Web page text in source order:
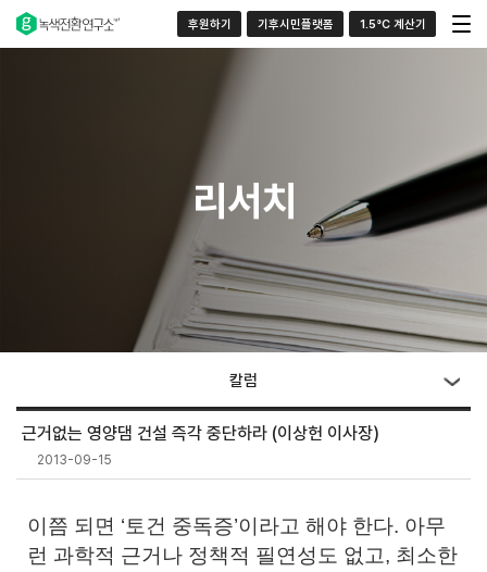
후원하기 기후시민플랫폼 1.5°C 계산기
리서치
칼럼
근거없는 영양댐 건설 즉각 중단하라 (이상헌 이사장)
2013-09-15
이쯤 되면 ‘토건 중독증’이라고 해야 한다. 아무
런 과학적 근거나 정책적 필연성도 없고, 최소한